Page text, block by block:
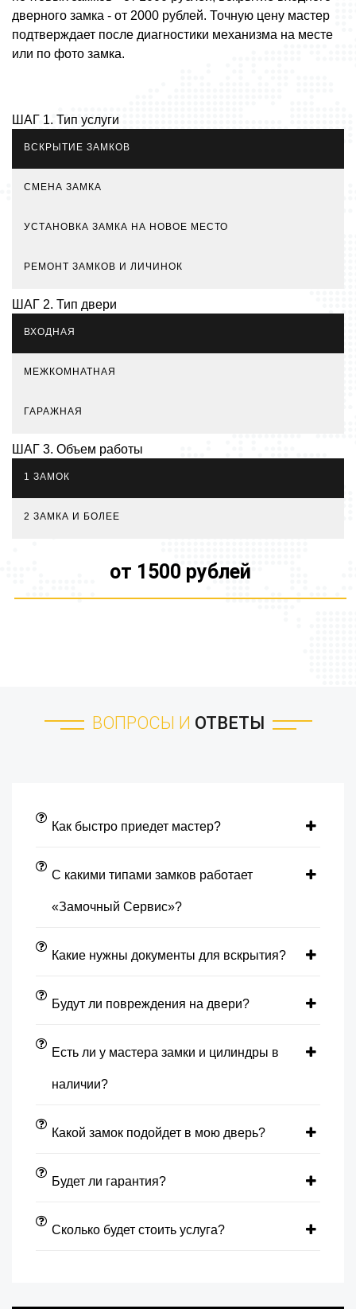
дверного замка - от 2000 рублей. Точную цену мастер
подтверждает после диагностики механизма на месте
или по фото замка.
ШАГ 1. Тип услуги
ВСКРЫТИЕ ЗАМКОВ
СМЕНА ЗАМКА
УСТАНОВКА ЗАМКА НА НОВОЕ МЕСТО
РЕМОНТ ЗАМКОВ И ЛИЧИНОК
ШАГ 2. Тип двери
ВХОДНАЯ
МЕЖКОМНАТНАЯ
ГАРАЖНАЯ
ШАГ 3. Объем работы
1 ЗАМОК
2 ЗАМКА И БОЛЕЕ
от 1500 рублей
ВОПРОСЫ И ОТВЕТЫ
Как быстро приедет мастер?
С какими типами замков работает
«Замочный Сервис»?
Какие нужны документы для вскрытия?
Будут ли повреждения на двери?
Есть ли у мастера замки и цилиндры в
наличии?
Какой замок подойдет в мою дверь?
Будет ли гарантия?
Сколько будет стоить услуга?